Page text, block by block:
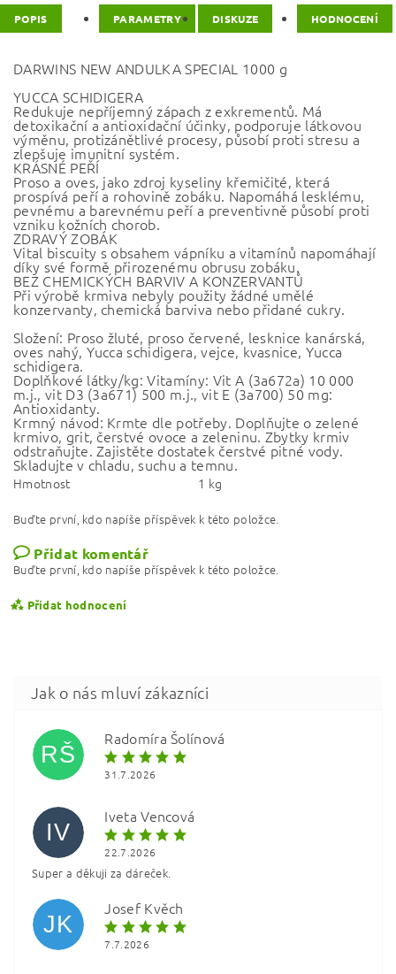
POPIS PARAMETRY DISKUZE HODNOCENÍ
DARWINS NEW ANDULKA SPECIAL 1000 g
YUCCA SCHIDIGERA
Redukuje nepříjemný zápach z exkrementů. Má
detoxikační a antioxidační účinky, podporuje látkovou
výměnu, protizánětlivé procesy, působí proti stresu a
zlepšuje imunitní systém.
KRÁSNÉ PEŘÍ
Proso a oves, jako zdroj kyseliny křemičité, která
prospívá peří a rohovině zobáku. Napomáhá lesklému,
pevnému a barevnému peří a preventivně působí proti
vzniku kožních chorob.
ZDRAVÝ ZOBÁK
Vital biscuity s obsahem vápníku a vitamínů napomáhají
díky své formě přirozenému obrusu zobáku.
BEZ CHEMICKÝCH BARVIV A KONZERVANTŮ
Při výrobě krmiva nebyly použity žádné umělé
konzervanty, chemická barviva nebo přidané cukry.
Složení: Proso žluté, proso červené, lesknice kanárská,
oves nahý, Yucca schidigera, vejce, kvasnice, Yucca
schidigera.
Doplňkové látky/kg: Vitamíny: Vit A (3a672a) 10 000
m.j., vit D3 (3a671) 500 m.j., vit E (3a700) 50 mg:
Antioxidanty.
Krmný návod: Krmte dle potřeby. Doplňujte o zelené
krmivo, grit, čerstvé ovoce a zeleninu. Zbytky krmiv
odstraňujte. Zajistěte dostatek čerstvé pitné vody.
Skladujte v chladu, suchu a temnu.
Hmotnost 1 kg
Buďte první, kdo napíše příspěvek k této položce.
Přidat komentář
Buďte první, kdo napíše příspěvek k této položce.
Přidat hodnocení
Vložením hodnocení souhlasíte s
RŠ
Radomíra Šolínová
31.7.2026
IV
Iveta Vencová
22.7.2026
Super a děkuji za dáreček.
JK
Josef Kvěch
7.7.2026